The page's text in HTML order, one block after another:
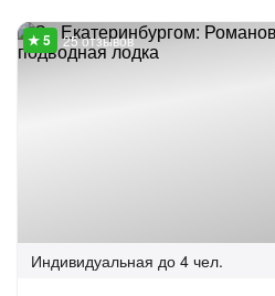
25 отзывов
Индивидуальная до 4 чел.